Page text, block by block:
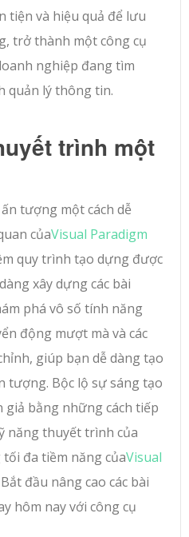
tiện và hiệu quả để lưu
trở thành một công cụ
nghiệp đang tìm
quản lý thông tin.
trình một
tượng một cách dễ
củaVisual Paradigm
quy trình tạo dựng được
xây dựng các bài
phá vô số tính năng
động mượt mà và các
giúp bạn dễ dàng tạo
tượng. Bộc lộ sự sáng tạo
bằng những cách tiếp
năng thuyết trình của
đa tiềm năng củaVisual
đầu nâng cao các bài
hôm nay với công cụ